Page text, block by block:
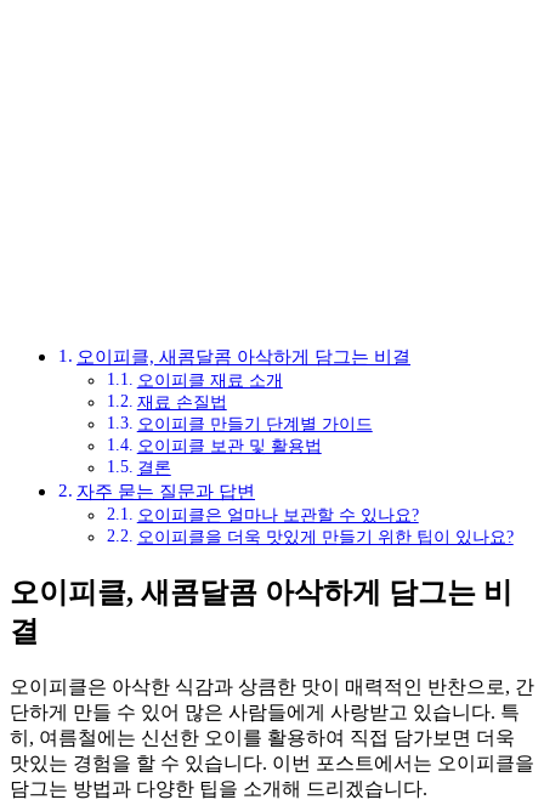
오이피클, 새콤달콤 아삭하게 담그는 비결
오이피클 재료 소개
재료 손질법
오이피클 만들기 단계별 가이드
오이피클 보관 및 활용법
결론
자주 묻는 질문과 답변
오이피클은 얼마나 보관할 수 있나요?
오이피클을 더욱 맛있게 만들기 위한 팁이 있나요?
오이피클, 새콤달콤 아삭하게 담그는 비
결
오이피클은 아삭한 식감과 상큼한 맛이 매력적인 반찬으로, 간
단하게 만들 수 있어 많은 사람들에게 사랑받고 있습니다. 특
히, 여름철에는 신선한 오이를 활용하여 직접 담가보면 더욱
맛있는 경험을 할 수 있습니다. 이번 포스트에서는 오이피클을
담그는 방법과 다양한 팁을 소개해 드리겠습니다.